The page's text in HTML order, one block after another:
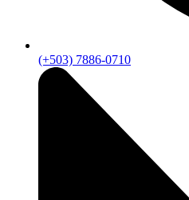
(+503) 7886-0710